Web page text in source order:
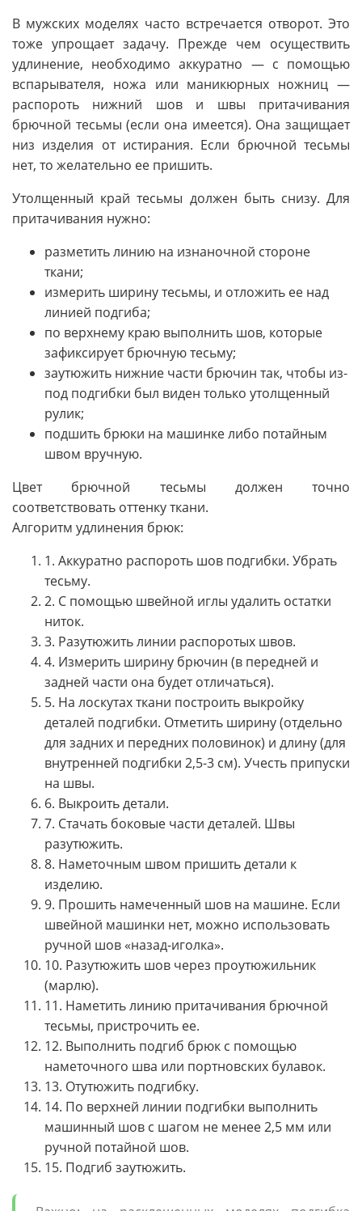
В мужских моделях часто встречается отворот. Это
тоже упрощает задачу. Прежде чем осуществить
удлинение, необходимо аккуратно — с помощью
вспарывателя, ножа или маникюрных ножниц —
распороть нижний шов и швы притачивания
брючной тесьмы (если она имеется). Она защищает
низ изделия от истирания. Если брючной тесьмы
нет, то желательно ее пришить.
Утолщенный край тесьмы должен быть снизу. Для
притачивания нужно:
разметить линию на изнаночной стороне
ткани;
измерить ширину тесьмы, и отложить ее над
линией подгиба;
по верхнему краю выполнить шов, которые
зафиксирует брючную тесьму;
заутюжить нижние части брючин так, чтобы из-
под подгибки был виден только утолщенный
рулик;
подшить брюки на машинке либо потайным
швом вручную.
Цвет брючной тесьмы должен точно
соответствовать оттенку ткани.
Алгоритм удлинения брюк:
1. Аккуратно распороть шов подгибки. Убрать
тесьму.
2. С помощью швейной иглы удалить остатки
ниток.
3. Разутюжить линии распоротых швов.
4. Измерить ширину брючин (в передней и
задней части она будет отличаться).
5. На лоскутах ткани построить выкройку
деталей подгибки. Отметить ширину (отдельно
для задних и передних половинок) и длину (для
внутренней подгибки 2,5-3 см). Учесть припуски
на швы.
6. Выкроить детали.
7. Стачать боковые части деталей. Швы
разутюжить.
8. Наметочным швом пришить детали к
изделию.
9. Прошить намеченный шов на машине. Если
швейной машинки нет, можно использовать
ручной шов «назад-иголка».
10. Разутюжить шов через проутюжильник
(марлю).
11. Наметить линию притачивания брючной
тесьмы, пристрочить ее.
12. Выполнить подгиб брюк с помощью
наметочного шва или портновских булавок.
13. Отутюжить подгибку.
14. По верхней линии подгибки выполнить
машинный шов с шагом не менее 2,5 мм или
ручной потайной шов.
15. Подгиб заутюжить.